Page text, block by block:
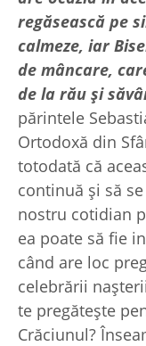
regăsească pe
calmeze, iar
de mâncare,
de la rău și
părintele
Ortodoxă din
totodată că
continuă și să
nostru cotidian
ea poate să fie
când are loc
celebrării
te pregătește
Crăciunul?